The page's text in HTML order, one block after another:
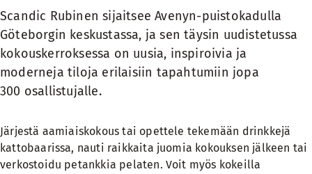
Scandic Rubinen sijaitsee Avenyn-puistokadulla
Göteborgin keskustassa, ja sen täysin uudistetussa
kokouskerroksessa on uusia, inspiroivia ja
moderneja tiloja erilaisiin tapahtumiin jopa
300 osallistujalle.
Järjestä aamiaiskokous tai opettele tekemään drinkkejä
kattobaarissa, nauti raikkaita juomia kokouksen jälkeen tai
verkostoidu petankkia pelaten. Voit myös kokeilla